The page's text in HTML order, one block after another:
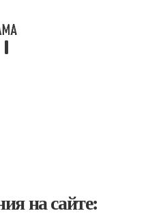
на сайте: